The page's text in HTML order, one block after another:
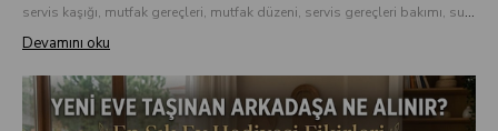
servis kaşığı, mutfak gereçleri, mutfak düzeni, servis gereçleri bakımı, sunum ipuçları
Devamını oku